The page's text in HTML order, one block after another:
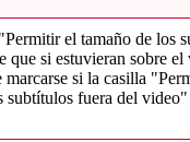
el tamaño de los
que si estuvieran sobre
marcarse si la casilla
subtítulos fuera del